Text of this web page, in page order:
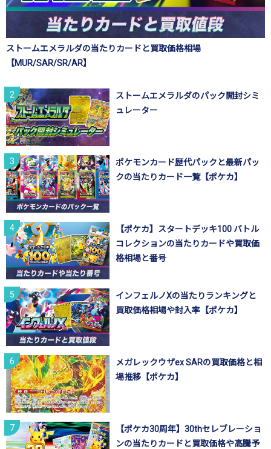
ストームエメラルダの当たりカードと買取価格相場
【MUR/SAR/SR/AR】
ストームエメラルダのパック開封シミ
ュレーター
ポケモンカード歴代パックと最新パッ
クの当たりカード一覧【ポケカ】
【ポケカ】スタートデッキ100 バトル
コレクションの当たりカードや買取価
格相場と番号
インフェルノXの当たりランキングと
買取価格相場や封入率【ポケカ】
メガレックウザex SARの買取価格と相
場推移【ポケカ】
【ポケカ30周年】30thセレブレーショ
ンの当たりカードと買取価格や高騰予